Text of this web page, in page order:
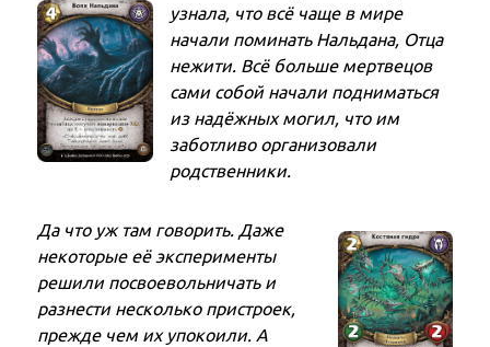
узнала, что всё чаще в мире
начали поминать Нальдана, Отца
нежити. Всё больше мертвецов
сами собой начали подниматься
из надёжных могил, что им
заботливо организовали
родственники.
Да что уж там говорить. Даже
некоторые её эксперименты
решили посвоевольничать и
разнести несколько пристроек,
прежде чем их упокоили. А